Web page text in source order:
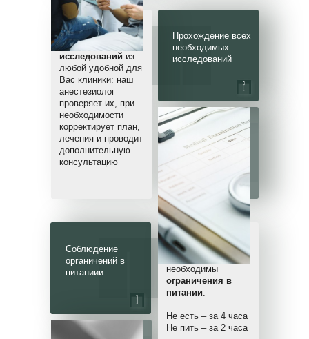
Стоматология
ПРЕЗИДЕНТ
в Щербинке
Соблюдение
органичений в
питаниии
В день проведения
наркоза
необходимы
ограничения в
питании:
Не есть – за 4 часа
Не пить – за 2 часа
Вы передаете нам
результаты
исследований из
любой удобной для
Вас клиники: наш
анестезиолог
проверяет их, при
необходимости
корректирует план,
лечения и проводит
дополнительную
консультацию
Прохождение всех
необходимых
исследований
Стоматология